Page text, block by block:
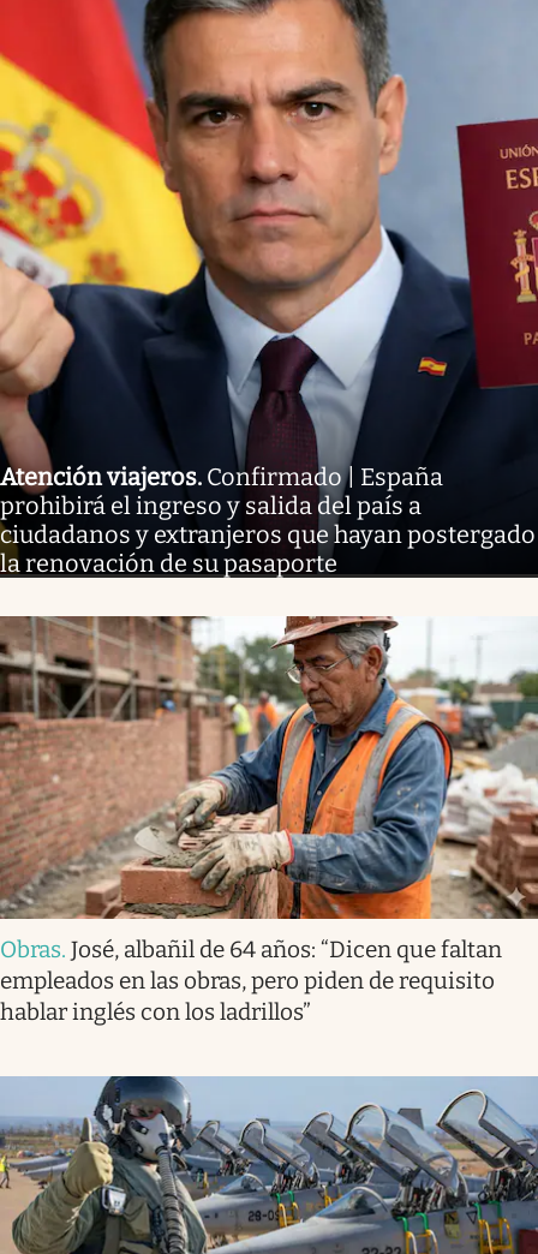
Atención viajeros. Confirmado | España
prohibirá el ingreso y salida del país a
ciudadanos y extranjeros que hayan postergado
la renovación de su pasaporte
Obras. José, albañil de 64 años: “Dicen que faltan
empleados en las obras, pero piden de requisito
hablar inglés con los ladrillos”